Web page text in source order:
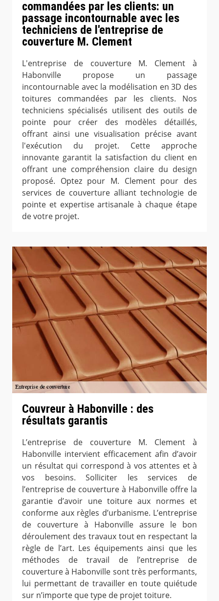
commandées par les clients: un
passage incontournable avec les
techniciens de l'entreprise de
couverture M. Clement
L'entreprise de couverture M. Clement à
Habonville propose un passage
incontournable avec la modélisation en 3D des
toitures commandées par les clients. Nos
techniciens spécialisés utilisent des outils de
pointe pour créer des modèles détaillés,
offrant ainsi une visualisation précise avant
l'exécution du projet. Cette approche
innovante garantit la satisfaction du client en
offrant une compréhension claire du design
proposé. Optez pour M. Clement pour des
services de couverture alliant technologie de
pointe et expertise artisanale à chaque étape
de votre projet.
Couvreur à Habonville : des
résultats garantis
L’entreprise de couverture M. Clement à
Habonville intervient efficacement afin d’avoir
un résultat qui correspond à vos attentes et à
vos besoins. Solliciter les services de
l’entreprise de couverture à Habonville offre la
garantie d’avoir une toiture aux normes et
conforme aux règles d’urbanisme. L’entreprise
de couverture à Habonville assure le bon
déroulement des travaux tout en respectant la
règle de l’art. Les équipements ainsi que les
méthodes de travail de l’entreprise de
couverture à Habonville sont très performants,
lui permettant de travailler en toute quiétude
sur n’importe que type de projet toiture.